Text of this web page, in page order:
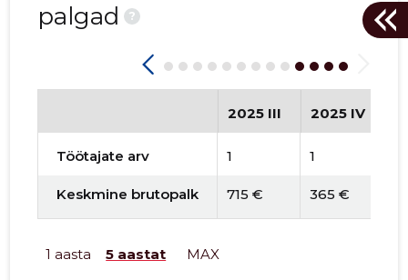
palgad
?
2025 III 2025 IV
Töötajate arv 1 1
Keskmine brutopalk 715 € 365 €
1 aasta 5 aastat MAX